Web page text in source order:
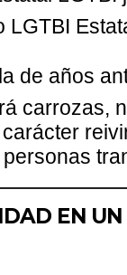
de años
carrozas,
EN